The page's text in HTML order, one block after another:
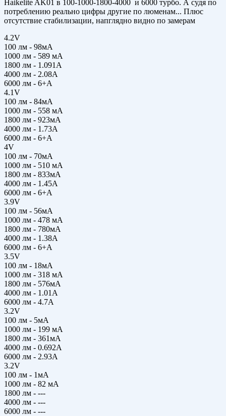
Haikelite AK01 в 100-1000-1800-4000 и 6000 турбо. А судя по
потреблению реально цифры другие по люменам... Плюс
отсутствие стабилизации, напглядно видно по замерам
4.2V
100 лм - 98мА
1000 лм - 589 мА
1800 лм - 1.091А
4000 лм - 2.08А
6000 лм - 6+А
4.1V
100 лм - 84мА
1000 лм - 558 мА
1800 лм - 923мА
4000 лм - 1.73А
6000 лм - 6+А
4V
100 лм - 70мА
1000 лм - 510 мА
1800 лм - 833мА
4000 лм - 1.45А
6000 лм - 6+А
3.9V
100 лм - 56мА
1000 лм - 478 мА
1800 лм - 780мА
4000 лм - 1.38А
6000 лм - 6+А
3.5V
100 лм - 18мА
1000 лм - 318 мА
1800 лм - 576мА
4000 лм - 1.01А
6000 лм - 4.7А
3.2V
100 лм - 5мА
1000 лм - 199 мА
1800 лм - 361мА
4000 лм - 0.692А
6000 лм - 2.93А
3.2V
100 лм - 1мА
1000 лм - 82 мА
1800 лм - ---
4000 лм - ---
6000 лм - ---